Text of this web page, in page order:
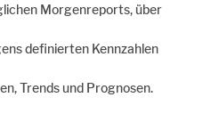
Morgenreports, über
definierten Kennzahlen
Trends und Prognosen.